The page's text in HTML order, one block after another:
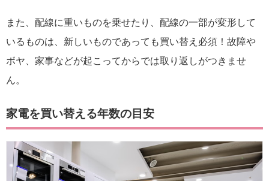
また、配線に重いものを乗せたり、配線の一部が変形して
いるものは、新しいものであっても買い替え必須！故障や
ボヤ、家事などが起こってからでは取り返しがつきませ
ん。
家電を買い替える年数の目安